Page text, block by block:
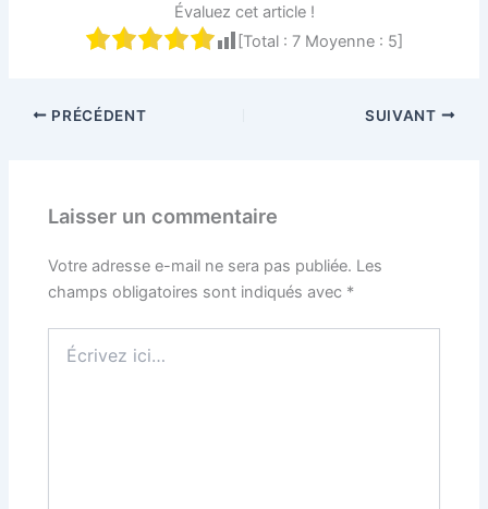
Évaluez cet article !
[Total : 7 Moyenne : 5]
PRÉCÉDENT SUIVANT
Laisser un commentaire
Votre adresse e-mail ne sera pas publiée. Les
champs obligatoires sont indiqués avec *
ici…